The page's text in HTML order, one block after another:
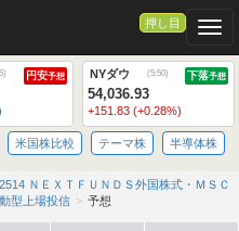
押し目
) 円安予想 NYダウ (5:50) 下落予想
54,036.93
+151.83 (+0.28%)
米国株比較 テーマ株 半導体株
2514 ＮＥＸＴＦＵＮＤＳ外国株式・ＭＳＣ
型上場投信
予想